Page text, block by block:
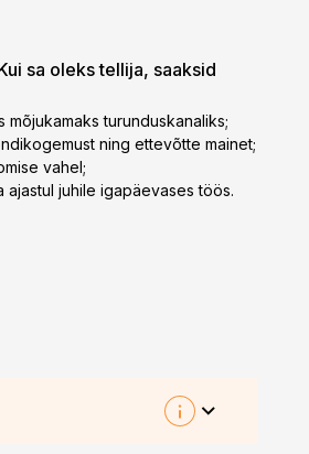
sa oleks tellija, saaksid
turunduskanaliks;
ning ettevõtte mainet;
vahel;
juhile igapäevases töös.